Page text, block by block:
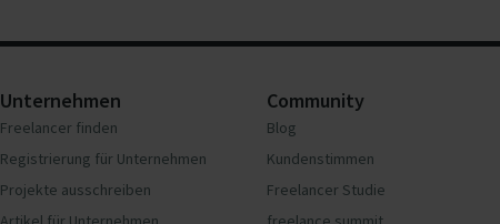
Unternehmen
Freelancer finden
Registrierung für Unternehmen
Projekte ausschreiben
Community
Blog
Kundenstimmen
Freelancer Studie